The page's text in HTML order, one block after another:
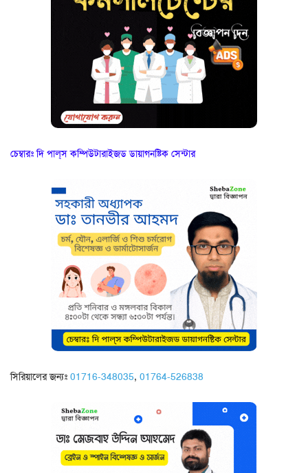
চেম্বারঃ দি পাল্‌স কম্পিউটারাইজড ডায়াগনষ্টিক সেন্টার
সিরিয়ালের জন্যঃ 01716-348035, 01764-526838